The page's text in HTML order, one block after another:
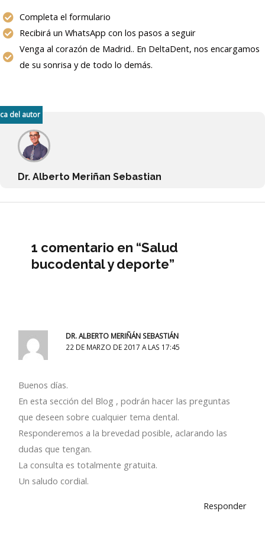
Completa el formulario
Recibirá un WhatsApp con los pasos a seguir
Venga al corazón de Madrid.. En DeltaDent, nos encargamos
de su sonrisa y de todo lo demás.
del autor
Dr. Alberto Meriñan Sebastian
1 comentario en “Salud
bucodental y deporte”
DR. ALBERTO MERIÑÁN SEBASTIÁN
22 DE MARZO DE 2017 A LAS 17:45
Buenos días.
En esta sección del Blog , podrán hacer las preguntas
que deseen sobre cualquier tema dental.
Responderemos a la brevedad posible, aclarando las
dudas que tengan.
La consulta es totalmente gratuita.
Un saludo cordial.
Responder